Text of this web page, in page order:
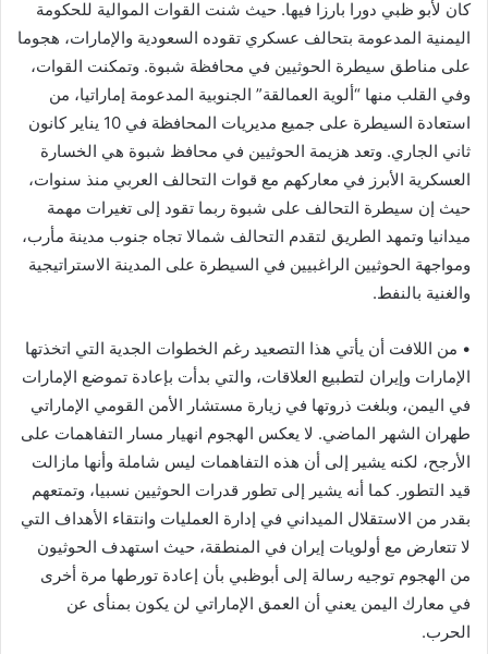
كان لأبو ظبي دورا بارزا فيها. حيث شنت القوات الموالية للحكومة
اليمنية المدعومة بتحالف عسكري تقوده السعودية والإمارات، هجوما
على مناطق سيطرة الحوثيين في محافظة شبوة. وتمكنت القوات،
وفي القلب منها “ألوية العمالقة” الجنوبية المدعومة إماراتيا، من
استعادة السيطرة على جميع مديريات المحافظة في 10 يناير كانون
ثاني الجاري. وتعد هزيمة الحوثيين في محافظ شبوة هي الخسارة
العسكرية الأبرز في معاركهم مع قوات التحالف العربي منذ سنوات،
حيث إن سيطرة التحالف على شبوة ربما تقود إلى تغيرات مهمة
ميدانيا وتمهد الطريق لتقدم التحالف شمالا تجاه جنوب مدينة مأرب،
ومواجهة الحوثيين الراغبيين في السيطرة على المدينة الاستراتيجية
والغنية بالنفط.
• من اللافت أن يأتي هذا التصعيد رغم الخطوات الجدية التي اتخذتها
الإمارات وإيران لتطبيع العلاقات، والتي بدأت بإعادة تموضع الإمارات
في اليمن، وبلغت ذروتها في زيارة مستشار الأمن القومي الإماراتي
طهران الشهر الماضي. لا يعكس الهجوم انهيار مسار التفاهمات على
الأرجح، لكنه يشير إلى أن هذه التفاهمات ليس شاملة وأنها مازالت
قيد التطور. كما أنه يشير إلى تطور قدرات الحوثيين نسبيا، وتمتعهم
بقدر من الاستقلال الميداني في إدارة العمليات وانتقاء الأهداف التي
لا تتعارض مع أولويات إيران في المنطقة، حيث استهدف الحوثيون
من الهجوم توجيه رسالة إلى أبوظبي بأن إعادة تورطها مرة أخرى
في معارك اليمن يعني أن العمق الإماراتي لن يكون بمنأى عن
الحرب.